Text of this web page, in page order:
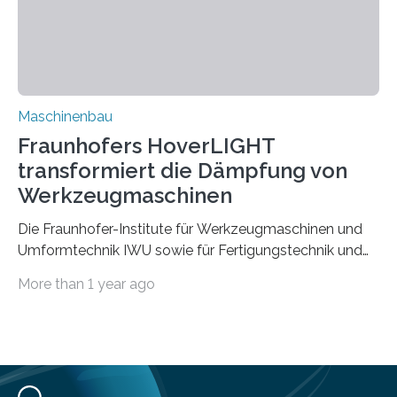
Maschinenbau
Fraunhofers HoverLIGHT
transformiert die Dämpfung von
Werkzeugmaschinen
Die Fraunhofer-Institute für Werkzeugmaschinen und
Umformtechnik IWU sowie für Fertigungstechnik und
Durchbruch in der Materialforschung erzielt: Der
partikelgefüllten Hohlkugeln erreicht HoverLIGHT einen
More than 1 year ago